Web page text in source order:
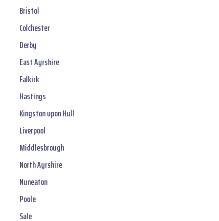
Bristol
Colchester
Derby
East Ayrshire
Falkirk
Hastings
Kingston upon Hull
Liverpool
Middlesbrough
North Ayrshire
Nuneaton
Poole
Sale